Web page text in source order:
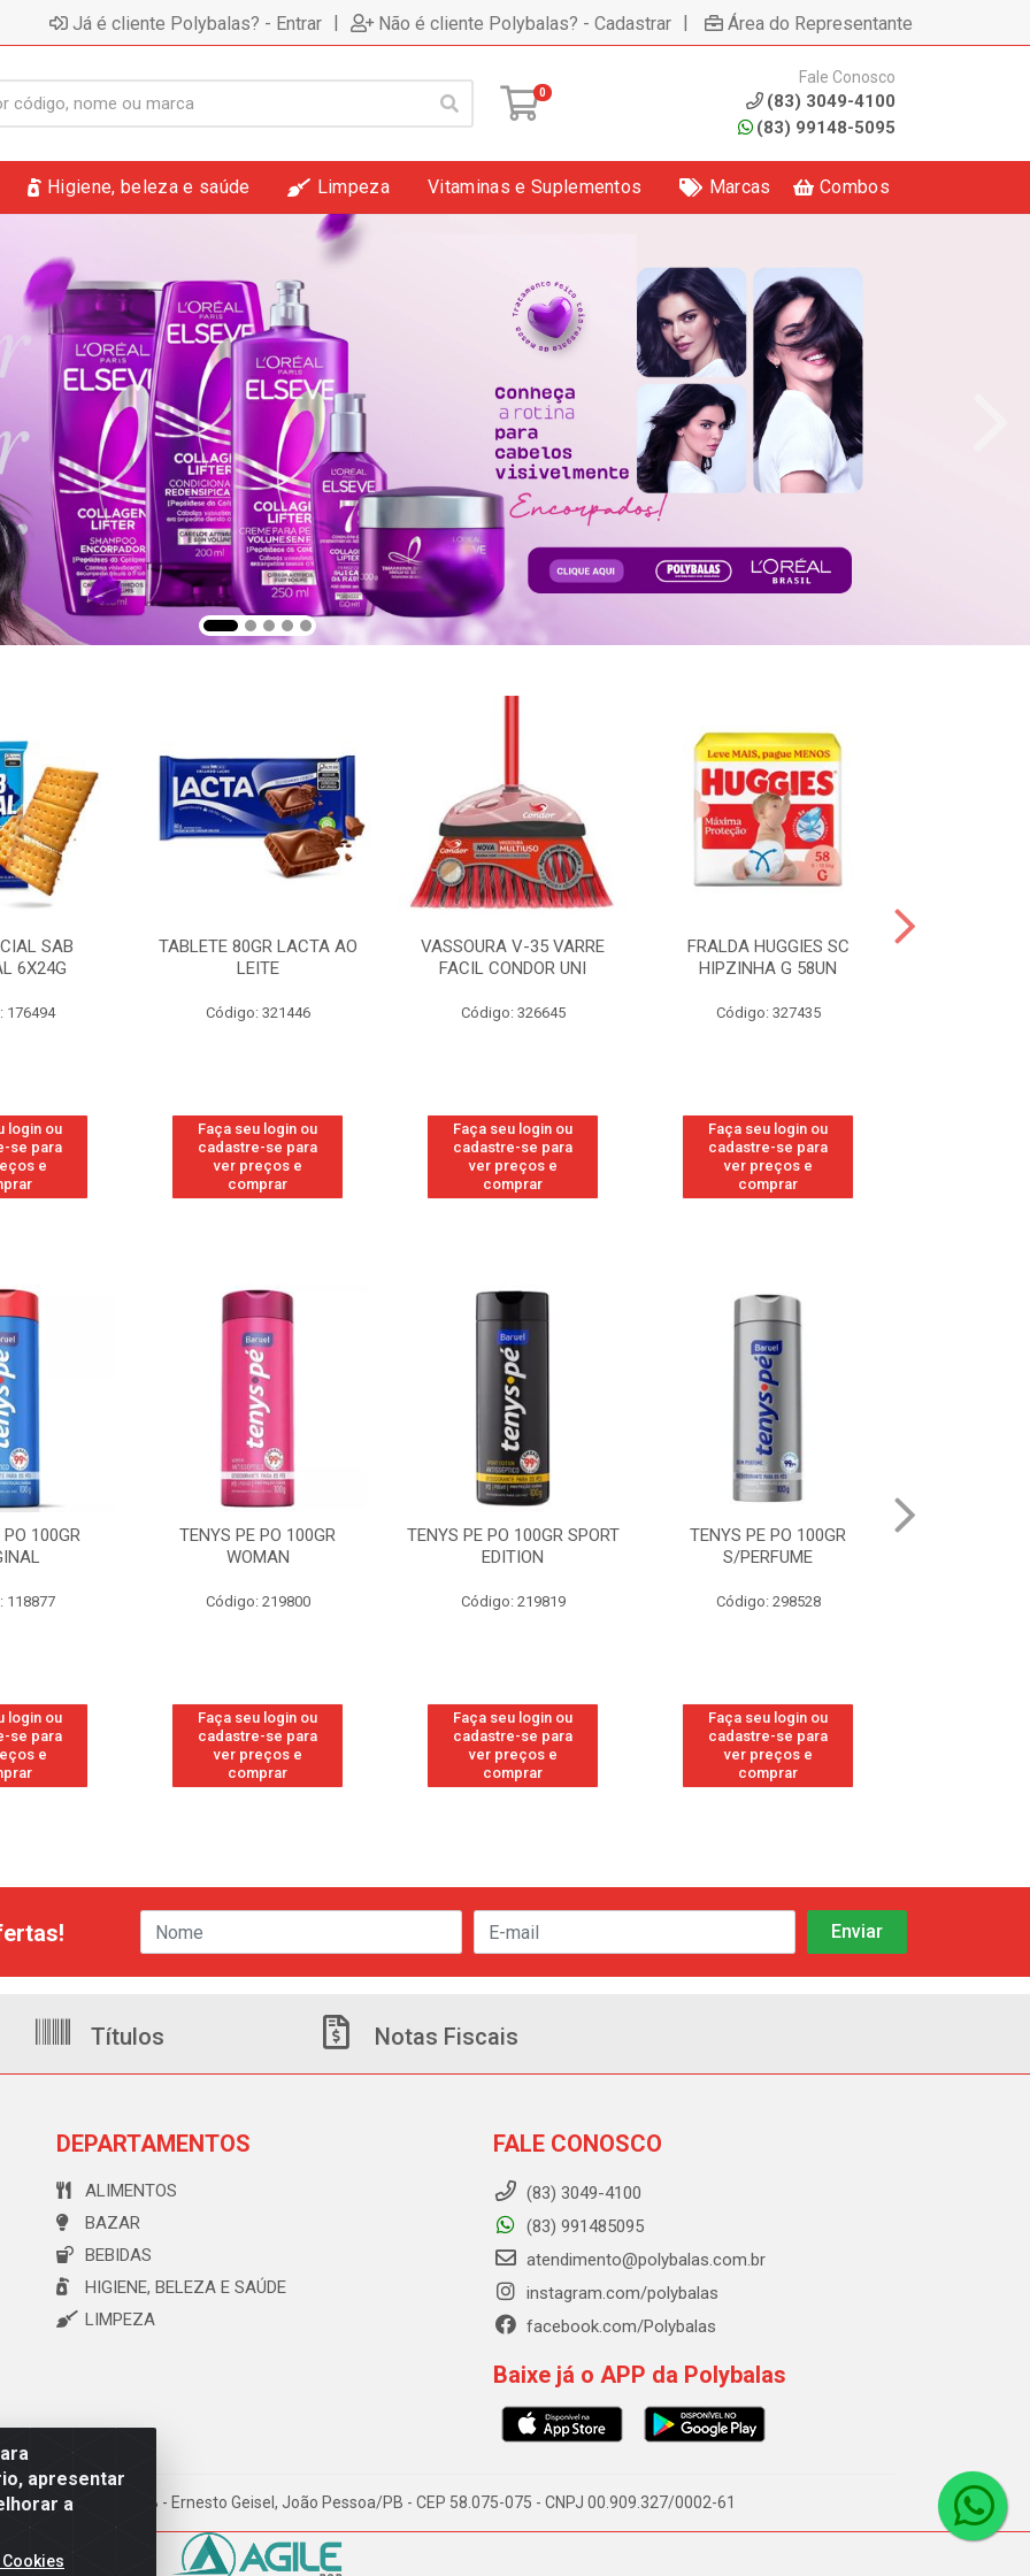
Já é cliente Polybalas? - Entrar | Não é cliente Polybalas? - Cadastrar | Área do Representante
0
Fale Conosco
(83) 3049-4100
(83) 99148-5095
Higiene, beleza e saúde Limpeza Vitaminas e Suplementos Marcas Combos
SAB
6X24G
176494
login ou
se para
e
TABLETE 80GR LACTA AO
LEITE
Código: 321446
Faça seu login ou
cadastre-se para
ver preços e
comprar
VASSOURA V-35 VARRE
FACIL CONDOR UNI
Código: 326645
Faça seu login ou
cadastre-se para
ver preços e
comprar
FRALDA HUGGIES SC
HIPZINHA G 58UN
Código: 327435
Faça seu login ou
cadastre-se para
ver preços e
comprar
100GR
118877
login ou
se para
e
TENYS PE PO 100GR
WOMAN
Código: 219800
Faça seu login ou
cadastre-se para
ver preços e
comprar
TENYS PE PO 100GR SPORT
EDITION
Código: 219819
Faça seu login ou
cadastre-se para
ver preços e
comprar
TENYS PE PO 100GR
S/PERFUME
Código: 298528
Faça seu login ou
cadastre-se para
ver preços e
comprar
apresentar
a
Títulos Notas Fiscais
DEPARTAMENTOS
ALIMENTOS
BAZAR
BEBIDAS
HIGIENE, BELEZA E SAÚDE
LIMPEZA
FALE CONOSCO
(83) 3049-4100
(83) 991485095
atendimento@polybalas.com.br
instagram.com/polybalas
facebook.com/Polybalas
Baixe já o APP da Polybalas
173 Galpão B - Ernesto Geisel, João Pessoa/PB - CEP 58.075-075 - CNPJ 00.909.327/0002-61